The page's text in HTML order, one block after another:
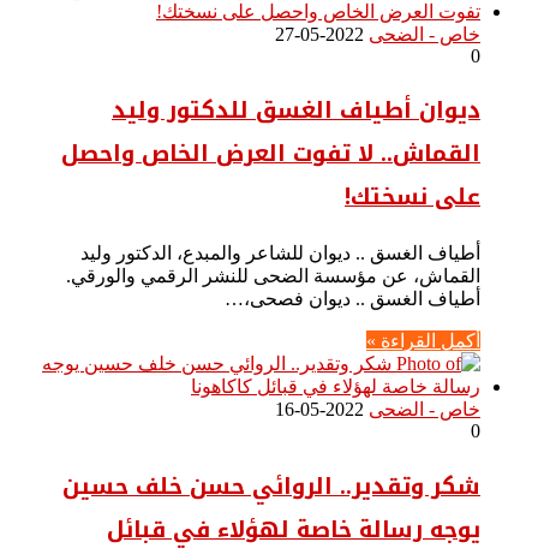
خاص - الضحى 2022-05-27
0
ديوان أطياف الغسق للدكتور وليد
القماش.. لا تفوت العرض الخاص واحصل
على نسختك!
أطياف الغسق .. ديوان للشاعر والمبدع، الدكتور وليد
القماش، عن مؤسسة الضحى للنشر الرقمي والورقي.
أطياف الغسق .. ديوان فصحى،…
أكمل القراءة »
خاص - الضحى 2022-05-16
0
شكر وتقدير.. الروائي حسن خلف حسين
يوجه رسالة خاصة لهؤلاء في قبائل